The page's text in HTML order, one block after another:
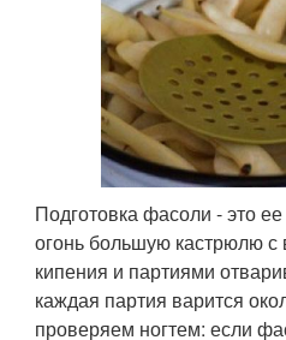
Подготовка фасоли - это
огонь большую кастрюлю
кипения и партиями
каждая партия варится
проверяем ногтем: если